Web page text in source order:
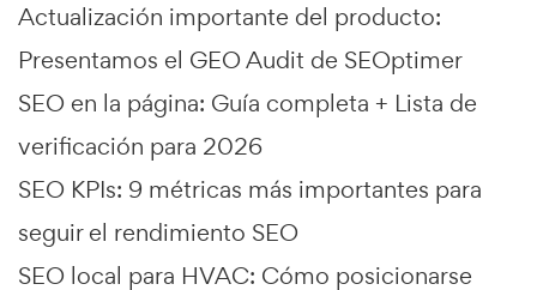
Actualización importante del producto:
Presentamos el GEO Audit de SEOptimer
SEO en la página: Guía completa + Lista de
verificación para 2026
SEO KPIs: 9 métricas más importantes para
seguir el rendimiento SEO
SEO local para HVAC: Cómo posicionarse